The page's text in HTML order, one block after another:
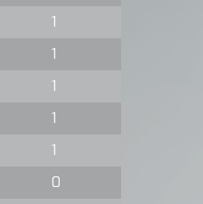
1
1
1
1
1
0